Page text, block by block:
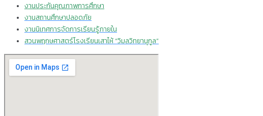
งานประกันคุณภาพการศึกษา
งานสถานศึกษาปลอดภัย
งานนิเทศการจัดการเรียนรู้ภายใน
สวนพฤกษศาสตร์โรงเรียนเสาไห้ “วิมลวิทยานุกูล”